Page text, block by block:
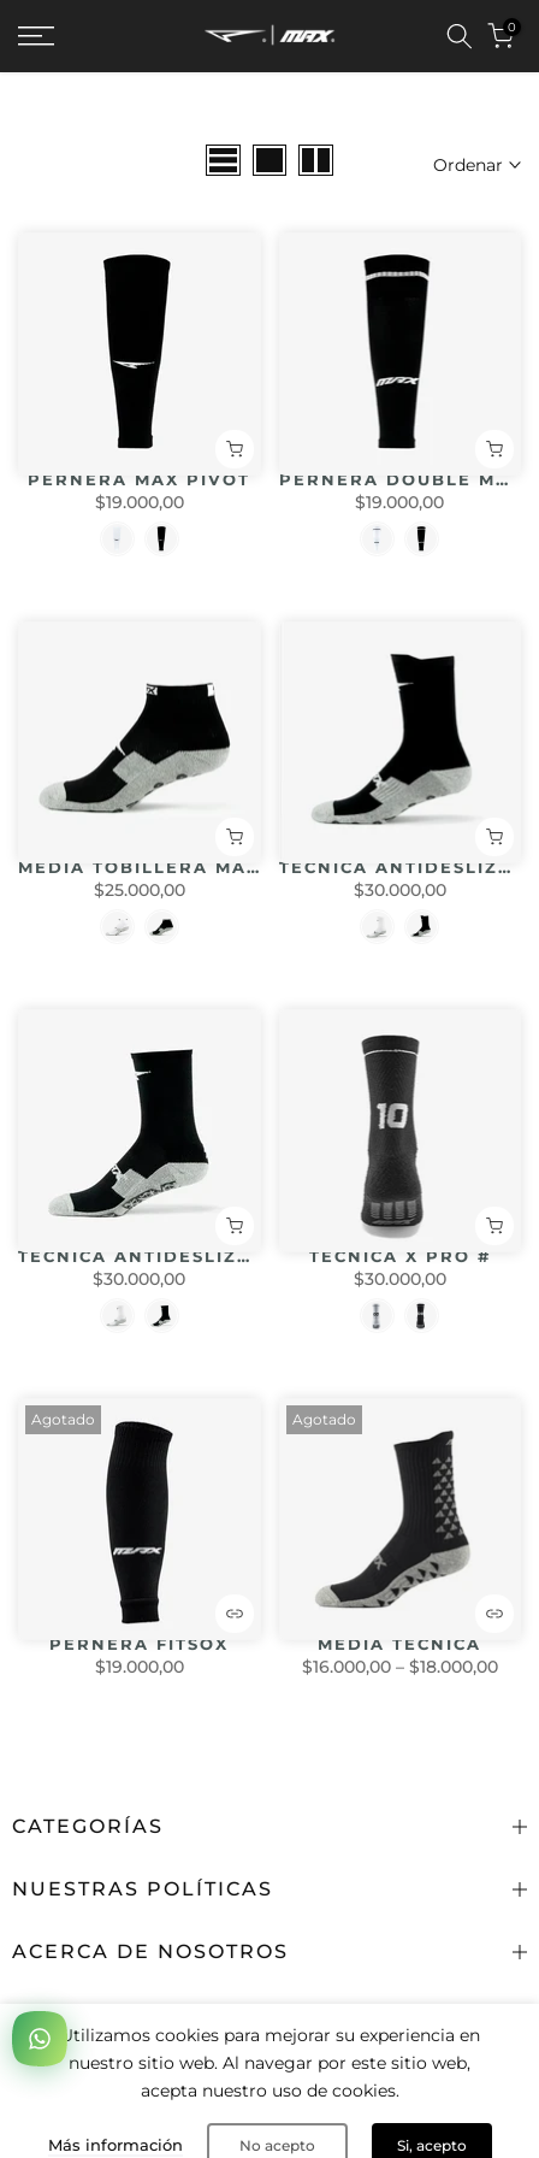
saltar
al
contenido
0
Ordenar
PERNERA MAX PIVOT
$19.000,00
PERNERA DOUBLE MAX
$19.000,00
MEDIA TOBILLERA MAX ANTIDESLIZANTE
$25.000,00
TECNICA ANTIDESLIZANTE ANTI-SLIP
$30.000,00
TECNICA ANTIDESLIZANTE ENERGY MAX
$30.000,00
TECNICA X PRO #
$30.000,00
Agotado
PERNERA FITSOX
$19.000,00
Agotado
MEDIA TECNICA
$16.000,00– $18.000,00
CATEGORÍAS
NUESTRAS POLÍTICAS
ACERCA DE NOSOTROS
CONTACTENOS
Copyright (©)2026"MAX SPORT" -Desarrollado por
Pipefy Group SAS
Utilizamos cookies para mejorar su experiencia en
nuestro sitio web. Al navegar por este sitio web,
acepta nuestro uso de cookies.
Más información No acepto Si, acepto